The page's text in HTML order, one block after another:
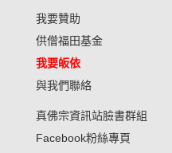
我要贊助
供僧福田基金
我要皈依
與我們聯絡
真佛宗資訊站臉書群組
Facebook粉絲專頁